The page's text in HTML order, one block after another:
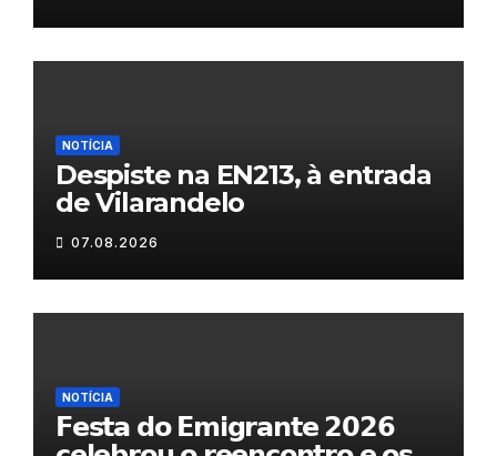
NOTÍCIA
Despiste na EN213, à entrada
de Vilarandelo
07.08.2026
NOTÍCIA
𝗙𝗲𝘀𝘁𝗮 𝗱𝗼 𝗘𝗺𝗶𝗴𝗿𝗮𝗻𝘁𝗲 𝟮𝟬𝟮𝟲